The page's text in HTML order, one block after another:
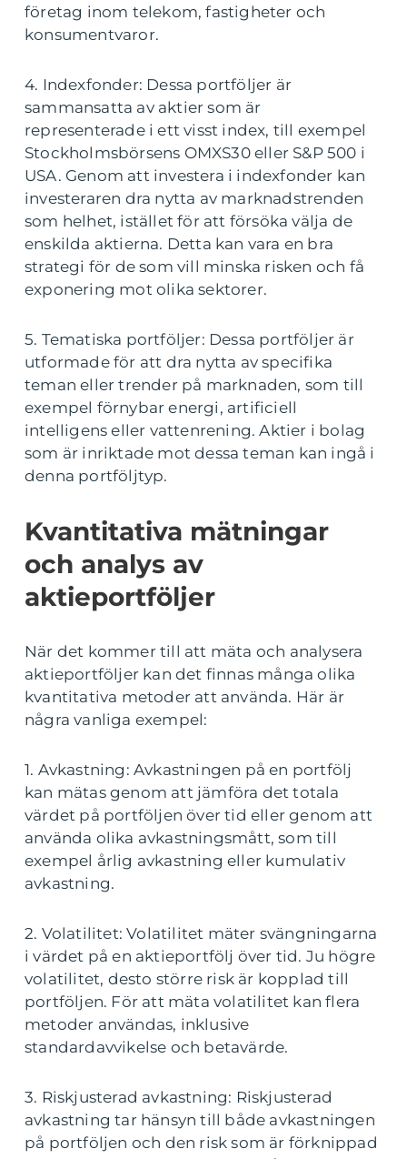
företag inom telekom, fastigheter och
konsumentvaror.
4. Indexfonder: Dessa portföljer är
sammansatta av aktier som är
representerade i ett visst index, till exempel
Stockholmsbörsens OMXS30 eller S&P 500 i
USA. Genom att investera i indexfonder kan
investeraren dra nytta av marknadstrenden
som helhet, istället för att försöka välja de
enskilda aktierna. Detta kan vara en bra
strategi för de som vill minska risken och få
exponering mot olika sektorer.
5. Tematiska portföljer: Dessa portföljer är
utformade för att dra nytta av specifika
teman eller trender på marknaden, som till
exempel förnybar energi, artificiell
intelligens eller vattenrening. Aktier i bolag
som är inriktade mot dessa teman kan ingå i
denna portföljtyp.
Kvantitativa mätningar
och analys av
aktieportföljer
När det kommer till att mäta och analysera
aktieportföljer kan det finnas många olika
kvantitativa metoder att använda. Här är
några vanliga exempel:
1. Avkastning: Avkastningen på en portfölj
kan mätas genom att jämföra det totala
värdet på portföljen över tid eller genom att
använda olika avkastningsmått, som till
exempel årlig avkastning eller kumulativ
avkastning.
2. Volatilitet: Volatilitet mäter svängningarna
i värdet på en aktieportfölj över tid. Ju högre
volatilitet, desto större risk är kopplad till
portföljen. För att mäta volatilitet kan flera
metoder användas, inklusive
standardavvikelse och betavärde.
3. Riskjusterad avkastning: Riskjusterad
avkastning tar hänsyn till både avkastningen
på portföljen och den risk som är förknippad